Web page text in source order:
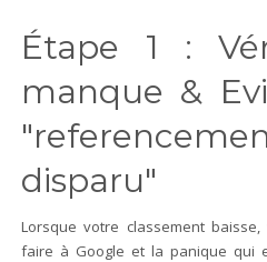
Étape 1 :
manque &
disparu"
Lorsque votre classement
faire à Google et la panique qui